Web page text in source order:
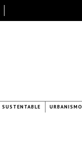
SUSTENTABLE URBANISMO